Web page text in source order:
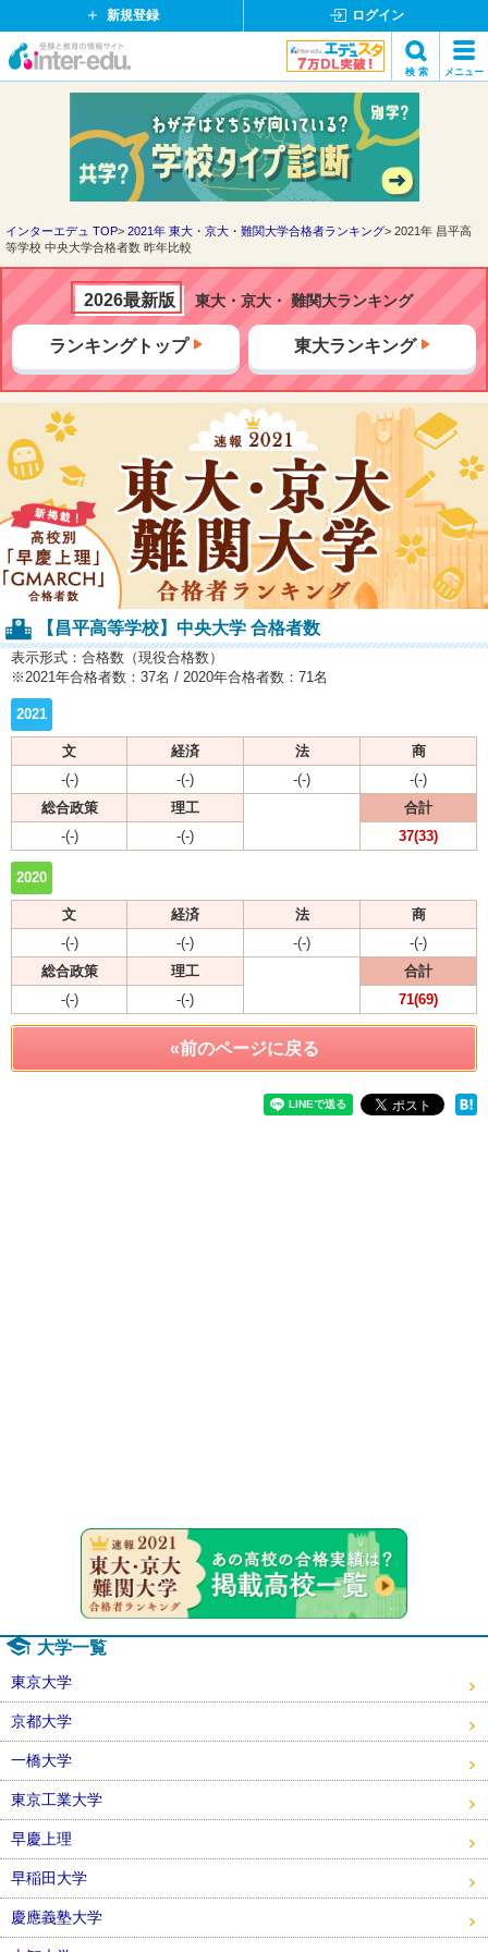
新規登録 ログイン
イ
ド
ッ
ト
検 索 メニュー
検索
インターエデュ TOP 2021年 東大・京大・難関大学合格者ランキング
2021年 昌平高
等学校 中央大学合格者数 昨年比較
2026最新版 東大・京大・ 難関大ランキング
ランキングトップ 東大ランキング
【昌平高等学校】中央大学 合格者数
表示形式：合格数（現役合格数）
※2021年合格者数：37名 / 2020年合格者数：71名
2021
文 経済 法
商
-(-)
-(-) -(-)
-(-)
総合政策
理工
合計
-(-)
-(-) 37(33)
2020
文 経済 法
商
-(-)
-(-) -(-)
-(-)
総合政策
理工
合計
-(-)
-(-) 71(69)
«前のページに戻る
大学一覧
東京大学
京都大学
一橋大学
東京工業大学
早慶上理
早稲田大学
慶應義塾大学